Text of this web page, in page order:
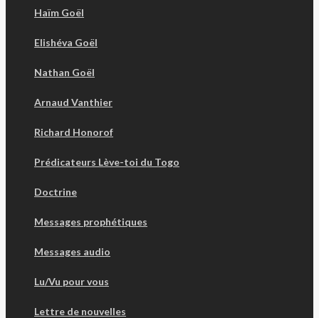
Haïm Goël
Elishéva Goël
Nathan Goël
Arnaud Vanthier
Richard Honorof
Prédicateurs Lève-toi du Togo
Doctrine
Messages prophétiques
Messages audio
Lu/Vu pour vous
Lettre de nouvelles